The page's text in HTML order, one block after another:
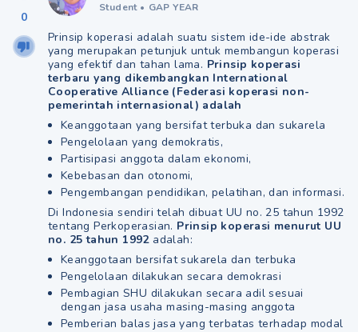
0
Student • GAP YEAR
Prinsip koperasi adalah suatu sistem ide-ide abstrak
yang merupakan petunjuk untuk membangun koperasi
yang efektif dan tahan lama. Prinsip koperasi
terbaru yang dikembangkan International
Cooperative Alliance (Federasi koperasi non-
pemerintah internasional) adalah
Keanggotaan yang bersifat terbuka dan sukarela
Pengelolaan yang demokratis,
Partisipasi anggota dalam ekonomi,
Kebebasan dan otonomi,
Pengembangan pendidikan, pelatihan, dan informasi.
Di Indonesia sendiri telah dibuat UU no. 25 tahun 1992
tentang Perkoperasian. Prinsip koperasi menurut UU
no. 25 tahun 1992adalah:
Keanggotaan bersifat sukarela dan terbuka
Pengelolaan dilakukan secara demokrasi
Pembagian SHU dilakukan secara adil sesuai
dengan jasa usaha masing-masing anggota
Pemberian balas jasa yang terbatas terhadap modal